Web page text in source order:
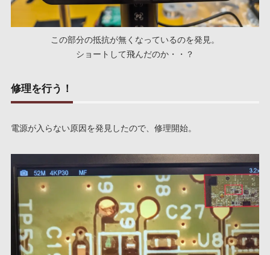
この部分の抵抗が無くなっているのを発見。
ショートして飛んだのか・・？
修理を行う！
電源が入らない原因を発見したので、修理開始。